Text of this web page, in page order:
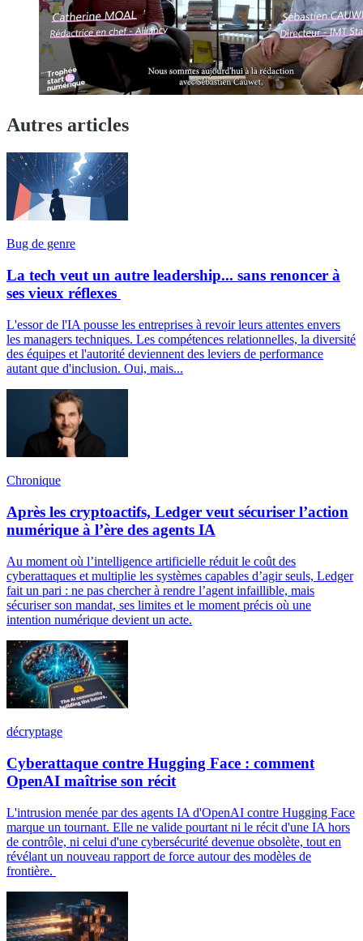
Autres articles
Bug de genre
La tech veut un autre leadership... sans renoncer à
ses vieux réflexes
L'essor de l'IA pousse les entreprises à revoir leurs attentes envers
les managers techniques. Les compétences relationnelles, la diversité
des équipes et l'autorité deviennent des leviers de performance
autant que d'inclusion. Oui, mais...
Chronique
Après les cryptoactifs, Ledger veut sécuriser l’action
numérique à l’ère des agents IA
Au moment où l’intelligence artificielle réduit le coût des
cyberattaques et multiplie les systèmes capables d’agir seuls, Ledger
fait un pari : ne pas chercher à rendre l’agent infaillible, mais
sécuriser son mandat, ses limites et le moment précis où une
intention numérique devient un acte.
décryptage
Cyberattaque contre Hugging Face : comment
OpenAI maîtrise son récit
L'intrusion menée par des agents IA d'OpenAI contre Hugging Face
marque un tournant. Elle ne valide pourtant ni le récit d'une IA hors
de contrôle, ni celui d'une cybersécurité devenue obsolète, tout en
révélant un nouveau rapport de force autour des modèles de
frontière.